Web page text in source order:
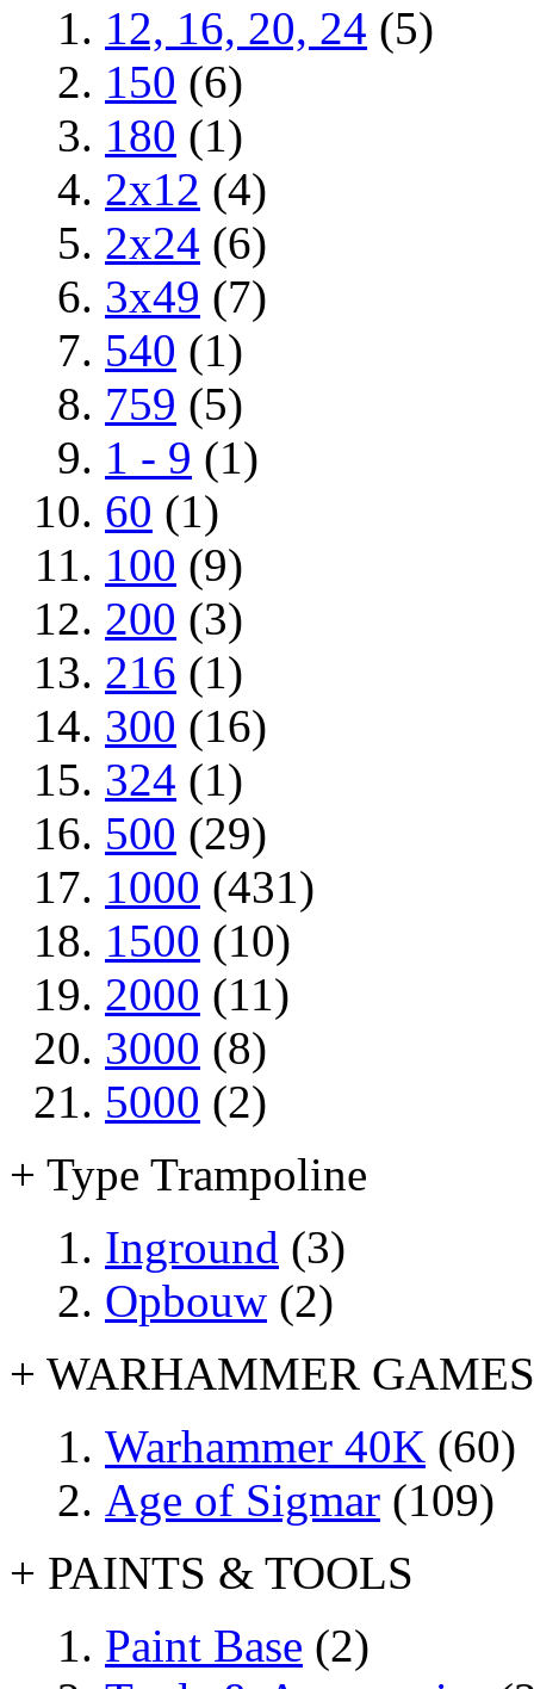
12, 16, 20, 24 (5)
150 (6)
180 (1)
2x12 (4)
2x24 (6)
3x49 (7)
540 (1)
759 (5)
1 - 9 (1)
60 (1)
100 (9)
200 (3)
216 (1)
300 (16)
324 (1)
500 (29)
1000 (431)
1500 (10)
2000 (11)
3000 (8)
5000 (2)
+ Type Trampoline
Inground (3)
Opbouw (2)
+ WARHAMMER GAMES
Warhammer 40K (60)
Age of Sigmar (109)
+ PAINTS & TOOLS
Paint Base (2)